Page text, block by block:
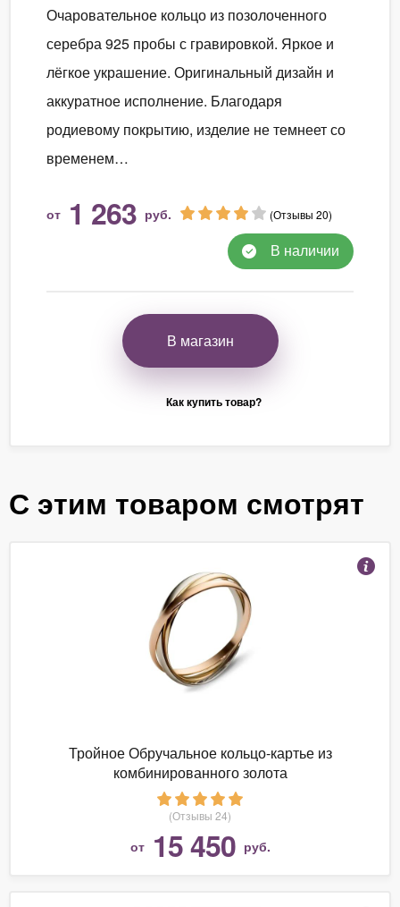
Очаровательное кольцо из позолоченного
серебра 925 пробы с гравировкой. Яркое и
лёгкое украшение. Оригинальный дизайн и
аккуратное исполнение. Благодаря
родиевому покрытию, изделие не темнеет со
временем…
от 1 263 руб. (Отзывы 20)
В наличии
В магазин
Как купить товар?
С этим товаром смотрят
Тройное Обручальное кольцо-картье из
комбинированного золота
(Отзывы 24)
от 15 450 руб.